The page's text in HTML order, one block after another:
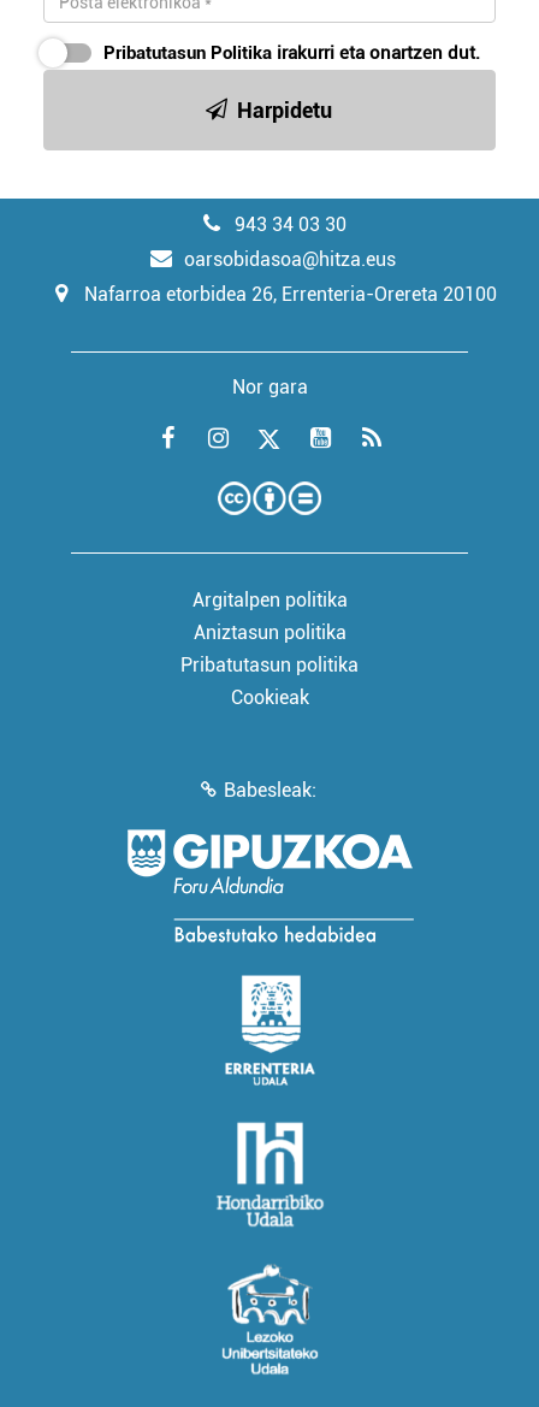
Pribatutasun Politika irakurri eta onartzen dut.
Harpidetu
943 34 03 30
oarsobidasoa@hitza.eus
Nafarroa etorbidea 26, Errenteria-Orereta 20100
Nor gara
Argitalpen politika
Aniztasun politika
Pribatutasun politika
Cookieak
Babesleak: